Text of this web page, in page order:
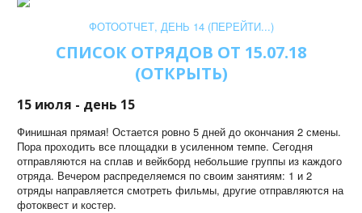
ФОТООТЧЕТ, ДЕНЬ 14 (ПЕРЕЙТИ...)
СПИСОК ОТРЯДОВ ОТ 15.07.18
(ОТКРЫТЬ)
15 июля - день 15
Финишная прямая! Остается ровно 5 дней до окончания 2 смены.
Пора проходить все площадки в усиленном темпе. Сегодня
отправляются на сплав и вейкборд небольшие группы из каждого
отряда. Вечером распределяемся по своим занятиям: 1 и 2
отряды направляется смотреть фильмы, другие отправляются на
фотоквест и костер.